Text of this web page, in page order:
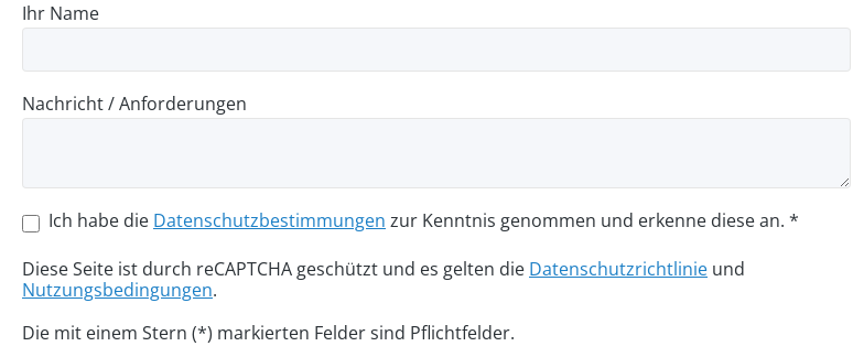
Ihr Name
Nachricht / Anforderungen
Ich habe die Datenschutzbestimmungen zur Kenntnis genommen und erkenne diese an. *
Diese Seite ist durch reCAPTCHA geschützt und es gelten die Datenschutzrichtlinie und
Nutzungsbedingungen.
Die mit einem Stern (*) markierten Felder sind Pflichtfelder.